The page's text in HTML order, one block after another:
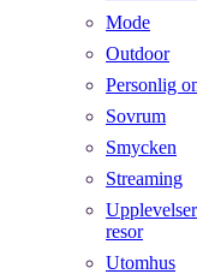
Mode
Outdoor
Personlig
Sovrum
Smycken
Streaming
resor
Utomhus